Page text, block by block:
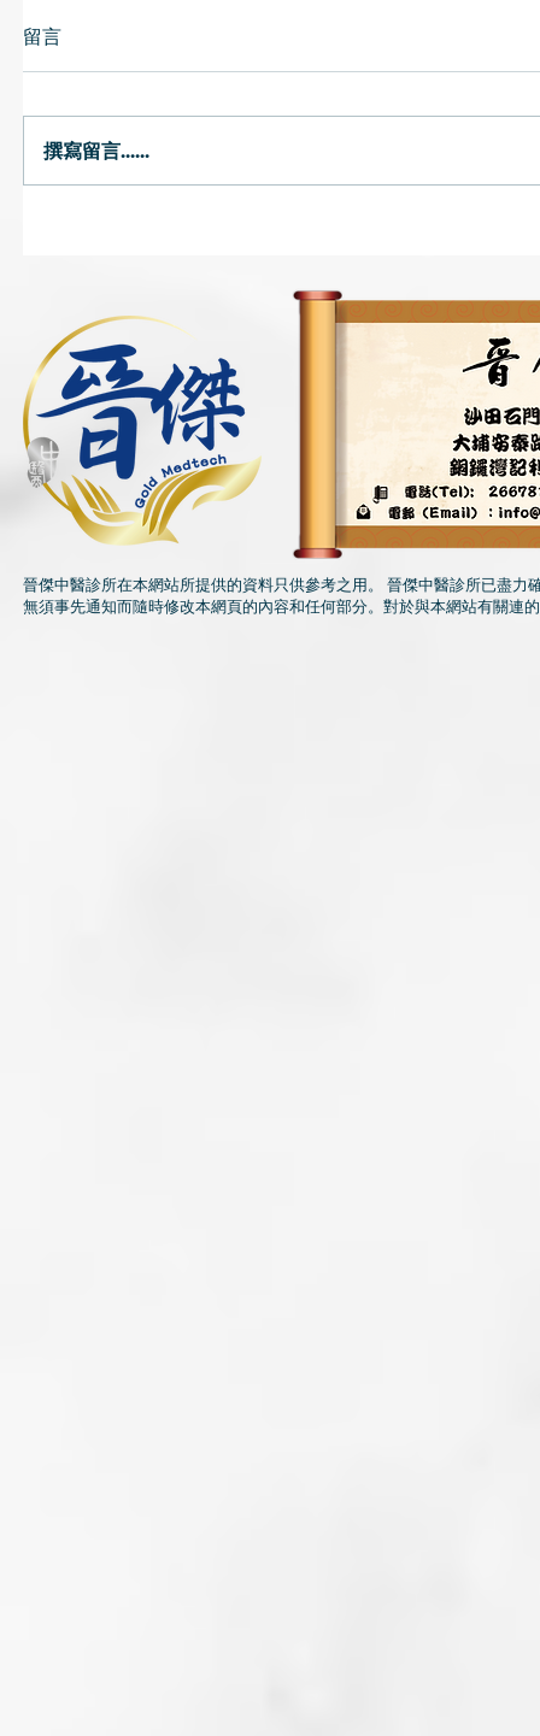
中醫教路
留言
撰寫留言......
晉傑中醫診所在本網站所提供的資料只供參考之用。 晉傑中醫診所已盡
無須事先通知而隨時修改本網頁的內容和任何部分。對於與本網站有關連